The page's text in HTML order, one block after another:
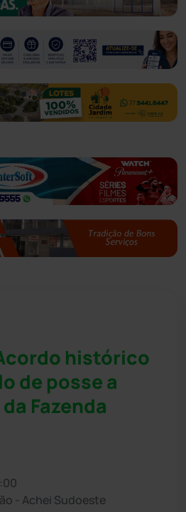
histórico
de posse a
Fazenda
- Achei Sudoeste